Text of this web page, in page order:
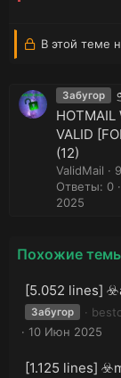
В этой теме
Забугор
HOTMAIL
VALID
(12)
ValidMail
Ответы: 0
2025
Похожие
[5.052 lines]
Забугор
10 Июн 2025
[1.125 lines]